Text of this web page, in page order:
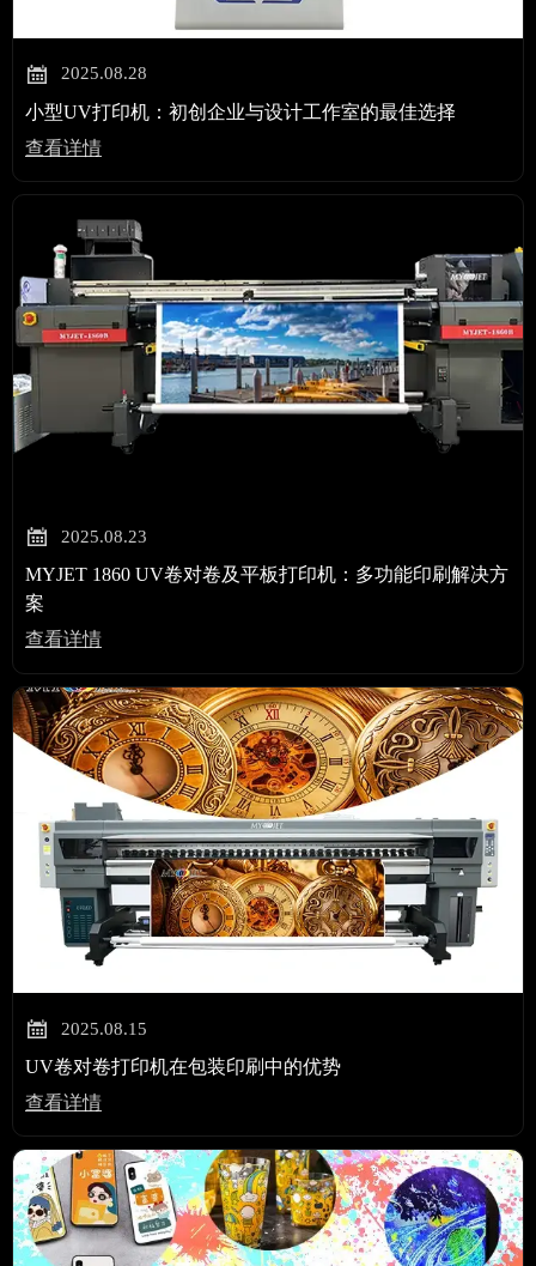
 2025.08.28
小型UV打印机：初创企业与设计工作室的最佳选择
查看详情
 2025.08.23
MYJET 1860 UV卷对卷及平板打印机：多功能印刷解决方
案
查看详情
 2025.08.15
UV卷对卷打印机在包装印刷中的优势
查看详情